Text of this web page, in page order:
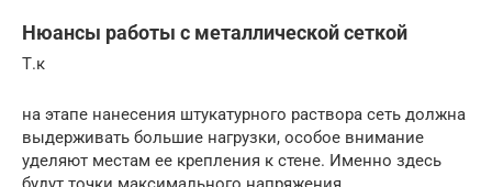
Нюансы работы с металлической сеткой
Т.к
на этапе нанесения штукатурного раствора сеть должна
выдерживать большие нагрузки, особое внимание
уделяют местам ее крепления к стене. Именно здесь